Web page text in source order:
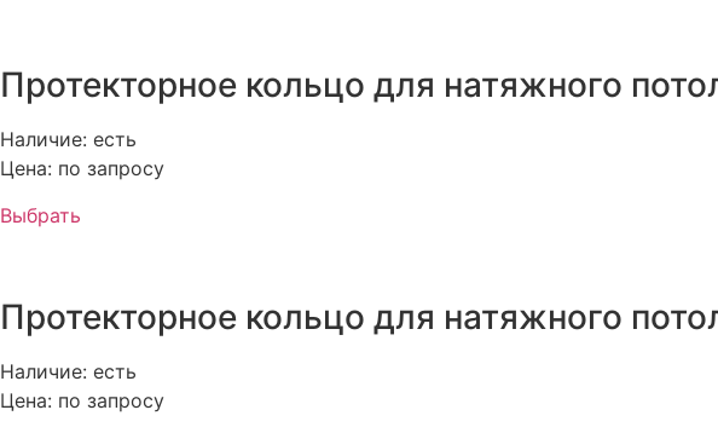
Протекторное кольцо для натяжного
Наличие: есть
Цена: по запросу
Выбрать
Протекторное кольцо для натяжного
Наличие: есть
Цена: по запросу